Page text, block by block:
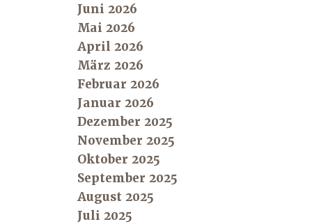
Juni 2026
Mai 2026
April 2026
März 2026
Februar 2026
Januar 2026
Dezember 2025
November 2025
Oktober 2025
September 2025
August 2025
Juli 2025